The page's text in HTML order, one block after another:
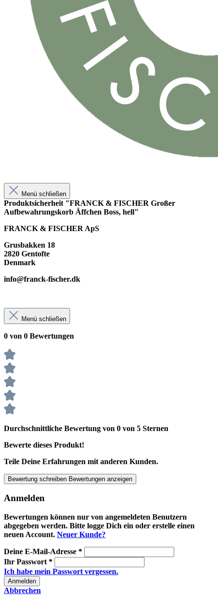
Menü schließen
Produktsicherheit "FRANCK & FISCHER Großer
Aufbewahrungskorb Äffchen Boss, hell"
FRANCK & FISCHER ApS
Grusbakken 18
2820 Gentofte
Denmark
info@franck-fischer.dk
Menü schließen
0 von 0 Bewertungen
Durchschnittliche Bewertung von 0 von 5 Sternen
Bewerte dieses Produkt!
Teile Deine Erfahrungen mit anderen Kunden.
Bewertung schreiben Bewertungen anzeigen
Anmelden
Bewertungen können nur von angemeldeten Benutzern
abgegeben werden. Bitte logge Dich ein oder erstelle einen
neuen Account. Neuer Kunde?
Deine E-Mail-Adresse *
Ihr Passwort *
Ich habe mein Passwort vergessen.
Anmelden
Abbrechen